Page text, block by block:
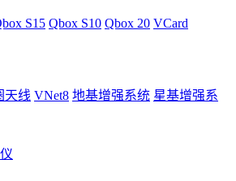
S15 Qbox S10 Qbox 20 VCard
天线 VNet8 地基增强系统 星基增强系